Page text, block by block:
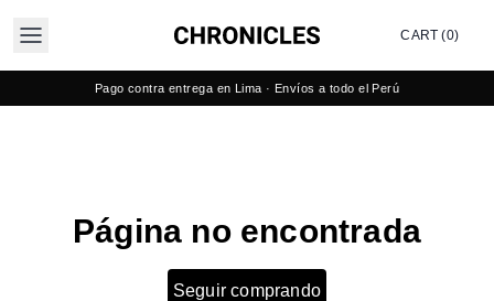
CART (0)
Pago contra entrega en Lima · Envíos a todo el Perú
Página no encontrada
Seguir comprando